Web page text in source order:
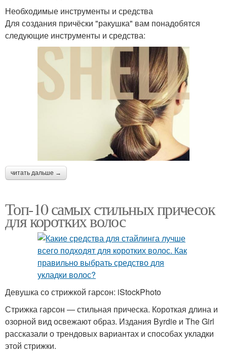
Необходимые инструменты и средства
Для создания причёски "ракушка" вам понадобятся
следующие инструменты и средства:
читать дальше →
Топ-10 самых стильных причесок
для коротких волос
Девушка со стрижкой гарсон: iStockPhoto
Стрижка гарсон — стильная прическа. Короткая длина и
озорной вид освежают образ. Издания Byrdie и The Girl
рассказали о трендовых вариантах и способах укладки
этой стрижки.